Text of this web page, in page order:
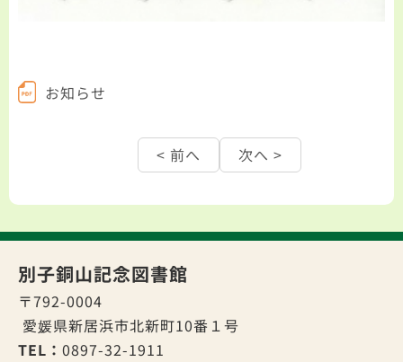
お知らせ
< 前へ 次へ >
別子銅山記念図書館
〒792-0004
愛媛県新居浜市北新町10番１号
TEL： 0897-32-1911